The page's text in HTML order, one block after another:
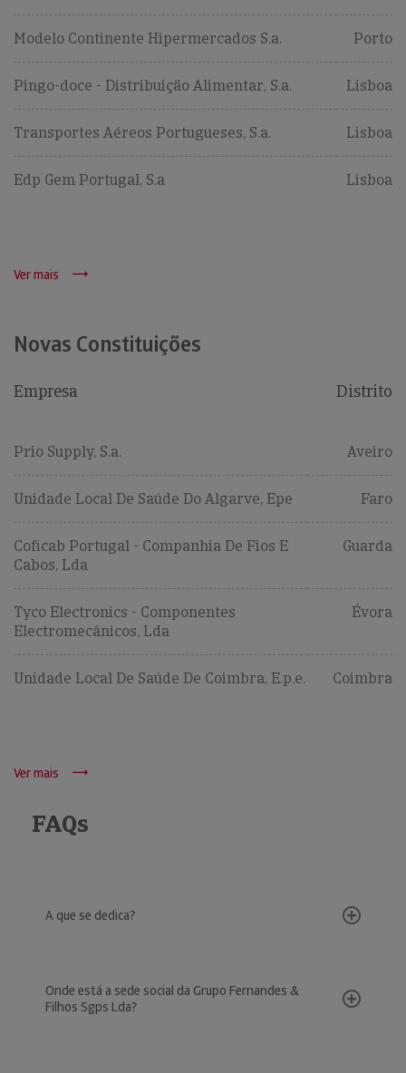
Modelo Continente Hipermercados S.a. Porto
Pingo-doce - Distribuição Alimentar, S.a. Lisboa
Transportes Aéreos Portugueses, S.a. Lisboa
Edp Gem Portugal, S.a Lisboa
Ver mais
Novas Constituições
Empresa Distrito
Prio Supply, S.a. Aveiro
Unidade Local De Saúde Do Algarve, Epe Faro
Coficab Portugal - Companhia De Fios E
Cabos, Lda
Guarda
Tyco Electronics - Componentes
Electromecânicos, Lda
Évora
Unidade Local De Saúde De Coimbra, E.p.e. Coimbra
Ver mais
FAQs
A que se dedica?
Onde está a sede social da Grupo Fernandes &
Filhos Sgps Lda?